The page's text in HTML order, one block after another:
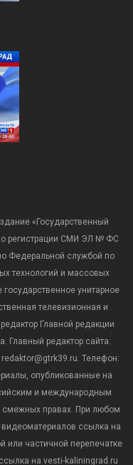
«Государственный
о регистрации СМИ ЭЛ № ФС
Федеральной службой по
технологий и массовых
унитарное
телевизионная и
Главной редакции
Главный редактор сайта:
Телефон:
опубликованные на
и международным
смежных правах. При любом
видеоматериалов ссылка на
или частичной перепечатке
на vesti-kaliningrad.ru